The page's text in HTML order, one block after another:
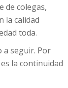
de colegas,
la calidad
toda.
a seguir. Por
la continuidad